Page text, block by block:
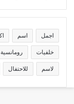
اجمل اسم
خلفيات رومانسية
لاسم للاحتفال